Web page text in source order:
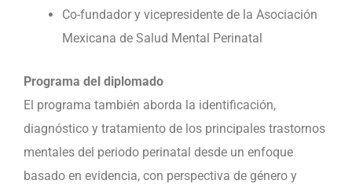
Co-fundador y vicepresidente de la Asociación
Mexicana de Salud Mental Perinatal
Programa del diplomado
El programa también aborda la identificación,
diagnóstico y tratamiento de los principales trastornos
mentales del periodo perinatal desde un enfoque
basado en evidencia, con perspectiva de género y